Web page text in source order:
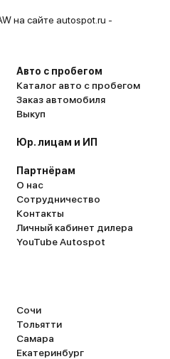
руль
и
меня 6-
Работает
не
взял.
проблем
тех, кто
достойные
покрытие.
приличный
на сайте autospot.ru -
Авто с пробегом
Каталог авто с пробегом
Заказ автомобиля
Выкуп
Юр. лицам и ИП
Партнёрам
О нас
Сотрудничество
Контакты
Личный кабинет дилера
YouTube Autospot
Сочи
Тольятти
Самара
Екатеринбург